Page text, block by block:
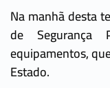
Na manhã desta
de Segurança
equipamentos,
Estado.